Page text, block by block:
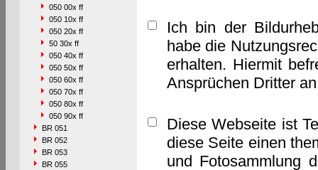
050 00x ff
050 10x ff
050 20x ff
50 30x ff
050 40x ff
050 50x ff
050 60x ff
050 70x ff
050 80x ff
050 90x ff
BR 051
BR 052
BR 053
BR 055
Ich bin der
habe die
erhalten. Hiermit
Ansprüchen Dritter
Diese Webseite ist
diese Seite einen
und Fotosammlung